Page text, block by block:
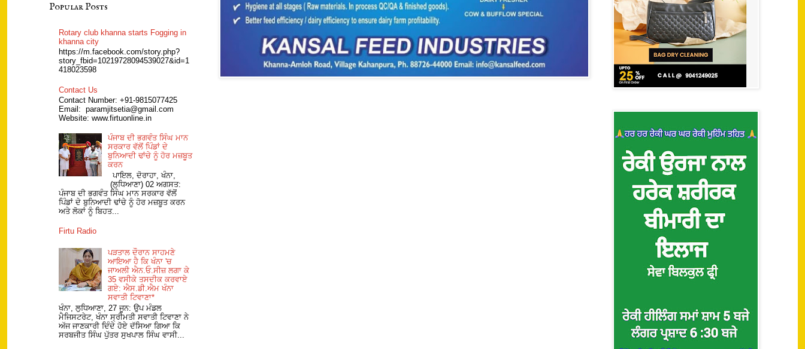
Popular Posts
Rotary club khanna starts Fogging in
khanna city
https://m.facebook.com/story.php?
story_fbid=10219728094539027&id=1
418023598
Contact Us
Contact Number: +91-9815077425
Email: paramjitsetia@gmail.com
Website: www.firtuonline.in
ਪੰਜਾਬ ਦੀ ਭਗਵੰਤ ਸਿੰਘ ਮਾਨ
ਸਰਕਾਰ ਵੱਲੋਂ ਪਿੰਡਾਂ ਦੇ
ਬੁਨਿਆਦੀ ਢਾਂਚੇ ਨੂੰ ਹੋਰ ਮਜ਼ਬੂਤ
ਕਰਨ
ਪਾਇਲ, ਦੋਰਾਹਾ, ਖੰਨਾ,
(ਲੁਧਿਆਣਾ) 02 ਅਗਸਤ:
ਪੰਜਾਬ ਦੀ ਭਗਵੰਤ ਸਿੰਘ ਮਾਨ ਸਰਕਾਰ ਵੱਲੋਂ
ਪਿੰਡਾਂ ਦੇ ਬੁਨਿਆਦੀ ਢਾਂਚੇ ਨੂੰ ਹੋਰ ਮਜ਼ਬੂਤ ਕਰਨ
ਅਤੇ ਲੋਕਾਂ ਨੂੰ ਬਿਹਤ...
Firtu Radio
ਪੜਤਾਲ ਦੌਰਾਨ ਸਾਹਮਣੇ
ਆਇਆ ਹੈ ਕਿ ਖੰਨਾ 'ਚ
ਜਾਅਲੀ ਐਨ.ਓ.ਸੀਜ਼ ਲਗਾ ਕੇ
35 ਵਸੀਕੇ ਤਸਦੀਕ ਕਰਵਾਏ
ਗਏ: ਐਸ.ਡੀ.ਐਮ ਖੰਨਾ
ਸਵਾਤੀ ਟਿਵਾਣਾ*
ਖੰਨਾ, ਲੁਧਿਆਣਾ, 27 ਜੂਨ: ਉਪ ਮੰਡਲ
ਮੈਜਿਸਟਰੇਟ, ਖੰਨਾ ਸ੍ਰੀਮਤੀ ਸਵਾਤੀ ਟਿਵਾਣਾ ਨੇ
ਅੱਜ ਜਾਣਕਾਰੀ ਦਿੰਦੇ ਹੋਏ ਦੱਸਿਆ ਗਿਆ ਕਿ
ਸਰਬਜੀਤ ਸਿੰਘ ਪੁੱਤਰ ਸੁਖਪਾਲ ਸਿੰਘ ਵਾਸੀ...